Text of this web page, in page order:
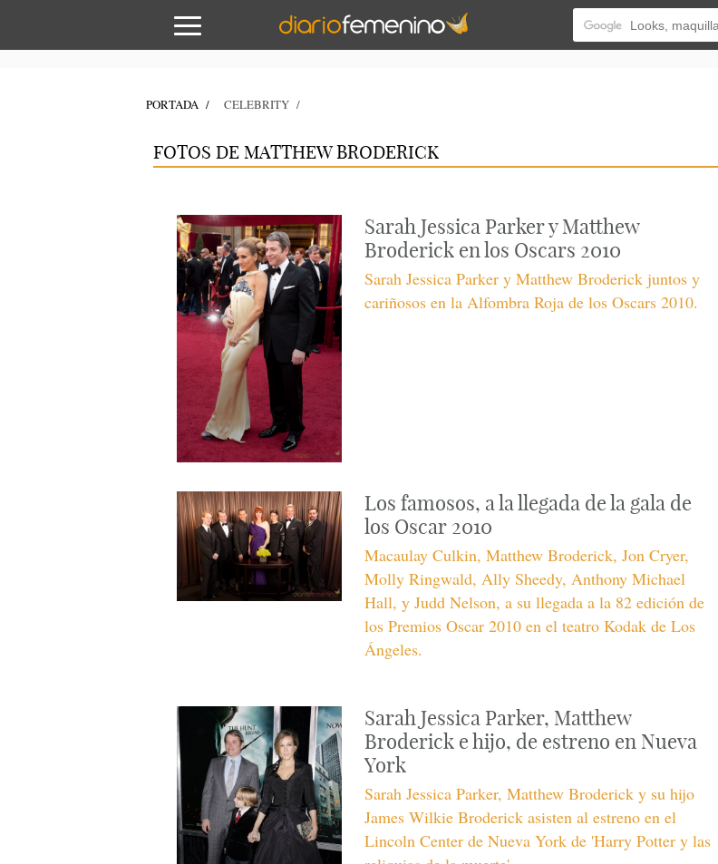
PORTADA CELEBRITY
FOTOS DE MATTHEW BRODERICK
Sarah Jessica Parker y Matthew
Broderick en los Oscars 2010
Sarah Jessica Parker y Matthew Broderick juntos y
cariñosos en la Alfombra Roja de los Oscars 2010.
Los famosos, a la llegada de la gala de
los Oscar 2010
Macaulay Culkin, Matthew Broderick, Jon Cryer,
Molly Ringwald, Ally Sheedy, Anthony Michael
Hall, y Judd Nelson, a su llegada a la 82 edición de
los Premios Oscar 2010 en el teatro Kodak de Los
Ángeles.
Sarah Jessica Parker, Matthew
Broderick e hijo, de estreno en Nueva
York
Sarah Jessica Parker, Matthew Broderick y su hijo
James Wilkie Broderick asisten al estreno en el
Lincoln Center de Nueva York de 'Harry Potter y las